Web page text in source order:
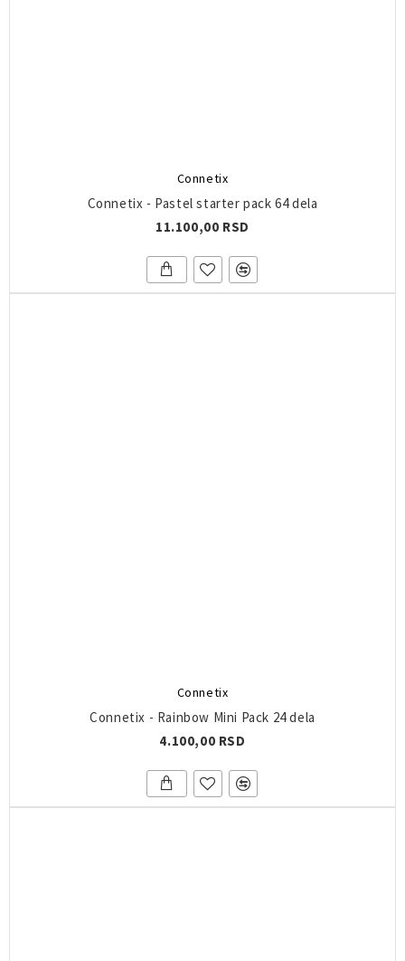
Connetix
Connetix - Pastel starter pack 64 dela
11.100,00 RSD
Connetix
Connetix - Rainbow Mini Pack 24 dela
4.100,00 RSD